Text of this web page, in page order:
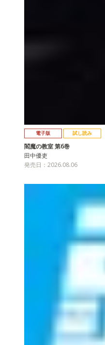
電子版 試し読み
閻魔の教室 第6巻
田中優吏
発売日：2026.08.06